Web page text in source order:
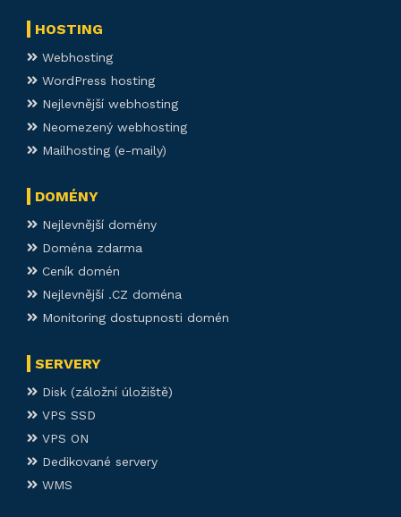
HOSTING
Webhosting
WordPress hosting
Nejlevnější webhosting
Neomezený webhosting
Mailhosting (e-maily)
DOMÉNY
Nejlevnější domény
Doména zdarma
Ceník domén
Nejlevnější .CZ doména
Monitoring dostupnosti domén
SERVERY
Disk (záložní úložiště)
VPS SSD
VPS ON
Dedikované servery
WMS